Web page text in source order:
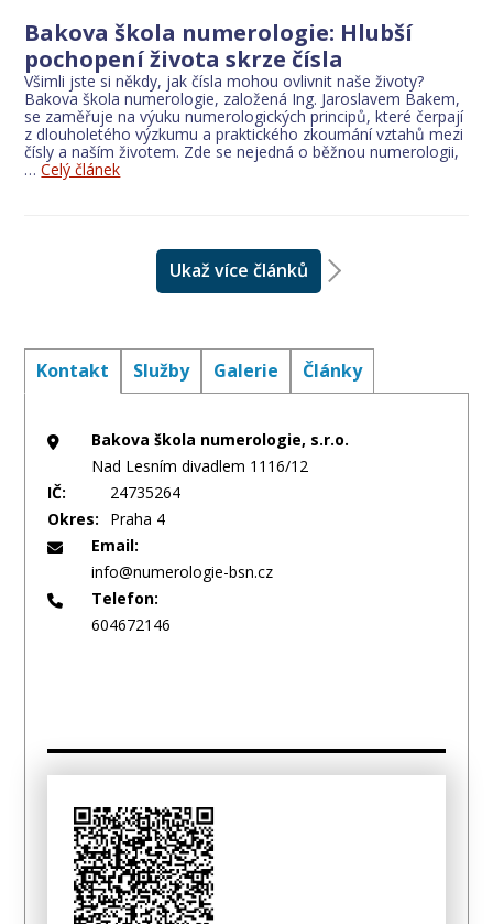
Bakova škola numerologie: Hlubší
pochopení života skrze čísla
Všimli jste si někdy, jak čísla mohou ovlivnit naše životy?
Bakova škola numerologie, založená Ing. Jaroslavem Bakem,
se zaměřuje na výuku numerologických principů, které čerpají
z dlouholetého výzkumu a praktického zkoumání vztahů mezi
čísly a naším životem. Zde se nejedná o běžnou numerologii,
…Celý článek
Ukaž více článků
Kontakt Služby Galerie Články
Bakova škola numerologie, s.r.o.
Nad Lesním divadlem 1116/12
IČ:
24735264
Okres:
Praha 4
Email:
info@numerologie-bsn.cz
Telefon:
604672146